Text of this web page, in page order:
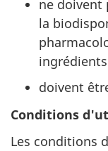
ne doivent
la
doivent
Conditions
Les conditions